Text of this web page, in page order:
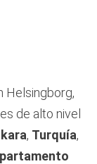
Helsingborg,
de alto nivel
, Turquía,